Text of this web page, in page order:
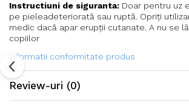
Instructiuni de siguranta: Doar pentru uz
pe pieleadeteriorată sau ruptă. Opriți
medic dacă apar erupții cutanate. A nu se
copiilor
Informatii conformitate produs
Review-uri (0)